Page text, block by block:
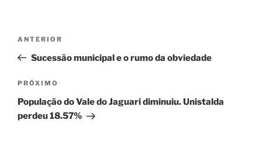
Post
Post
anterior
ANTERIOR
Sucessão municipal e o rumo da obviedade
Próximo
post
PRÓXIMO
População do Vale do Jaguari diminuiu. Unistalda
perdeu 18.57%